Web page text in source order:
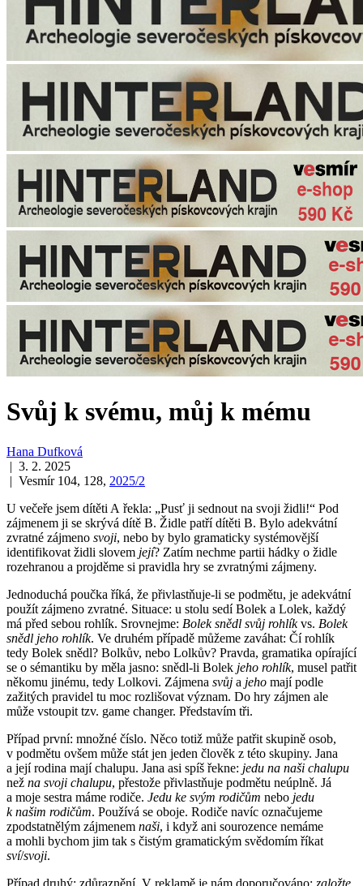
Svůj k svému, můj k mému
Hana Dufková
| 3. 2. 2025
| Vesmír 104, 128, 2025/2
U večeře jsem dítěti A řekla: „Pusť ji sednout na svoji židli!“ Pod
zájmenem ji se skrývá dítě B. Židle patří dítěti B. Bylo adekvátní
zvratné zájmeno svoji, nebo by bylo gramaticky systémovější
identifikovat židli slovem její? Zatím nechme partii hádky o židle
rozehranou a projděme si pravidla hry se zvratnými zájmeny.
Jednoduchá poučka říká, že přivlastňuje‑li se podmětu, je adekvátní
použít zájmeno zvratné. Situace: u stolu sedí Bolek a Lolek, každý
má před sebou rohlík. Srovnejme: Bolek snědl svůj rohlíkvs. Bolek
snědl jeho rohlík. Ve druhém případě můžeme zaváhat: Čí rohlík
tedy Bolek snědl? Bolkův, nebo Lolkův? Pravda, gramatika opírající
se o sémantiku by měla jasno: snědl-li Bolek jeho rohlík, musel patřit
někomu jinému, tedy Lolkovi. Zájmena svůj a jeho mají podle
zažitých pravidel tu moc rozlišovat význam. Do hry zájmen ale
může vstoupit tzv. game changer. Představím tři.
Případ první: množné číslo. Něco totiž může patřit skupině osob,
v podmětu ovšem může stát jen jeden člověk z této skupiny. Jana
a její rodina mají chalupu. Jana asi spíš řekne: jedu na naši chalupu
než na svoji chalupu, přestože přivlastňuje podmětu neúplně. Já
a moje sestra máme rodiče. Jedu ke svým rodičům nebo jedu
k našim rodičům. Používá se oboje. Rodiče navíc označujeme
zpodstatnělým zájmenem naši, i když ani sourozence nemáme
a mohli bychom jim tak s čistým gramatickým svědomím říkat
sví/svoji.
Případ druhý: zdůraznění. V reklamě je nám doporučováno: založte